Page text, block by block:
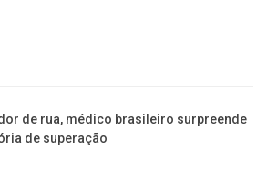
de rua, médico brasileiro surpreende
de superação